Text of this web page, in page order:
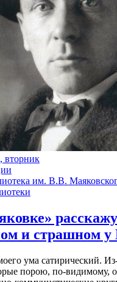
вторник
им. В.В.
и страшном у
ума сатирический.
порою, по-видимому,